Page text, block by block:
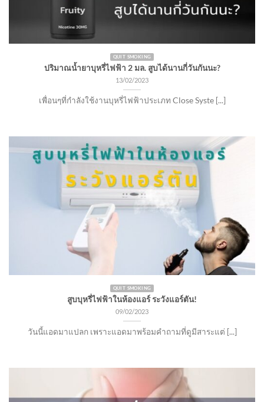
QUIT SMOKING
ปริมาณน้ำยาบุหรี่ไฟฟ้า 2 มล. สูบได้นานกี่วันกันนะ?
13/02/2023
เพื่อนๆที่กำลังใช้งานบุหรี่ไฟฟ้าประเภท Close Syste [...]
QUIT SMOKING
สูบบุหรี่ไฟฟ้าในห้องแอร์ ระวังแอร์ตัน!
09/02/2023
วันนี้แอดมาแปลก เพราะแอดมาพร้อมคำถามที่ดูมีสาระแต่ [...]